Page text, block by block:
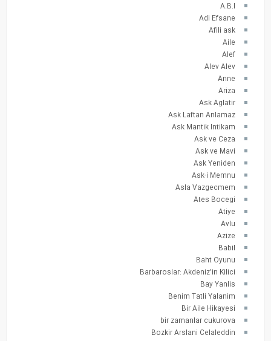
A.B.I
Adi Efsane
Afili ask
Aile
Alef
Alev Alev
Anne
Ariza
Ask Aglatir
Ask Laftan Anlamaz
Ask Mantik Intikam
Ask ve Ceza
Ask ve Mavi
Ask Yeniden
Ask-i Memnu
Asla Vazgecmem
Ates Bocegi
Atiye
Avlu
Azize
Babil
Baht Oyunu
Barbaroslar: Akdeniz'in Kilici
Bay Yanlis
Benim Tatli Yalanim
Bir Aile Hikayesi
bir zamanlar cukurova
Bozkir Arslani Celaleddin